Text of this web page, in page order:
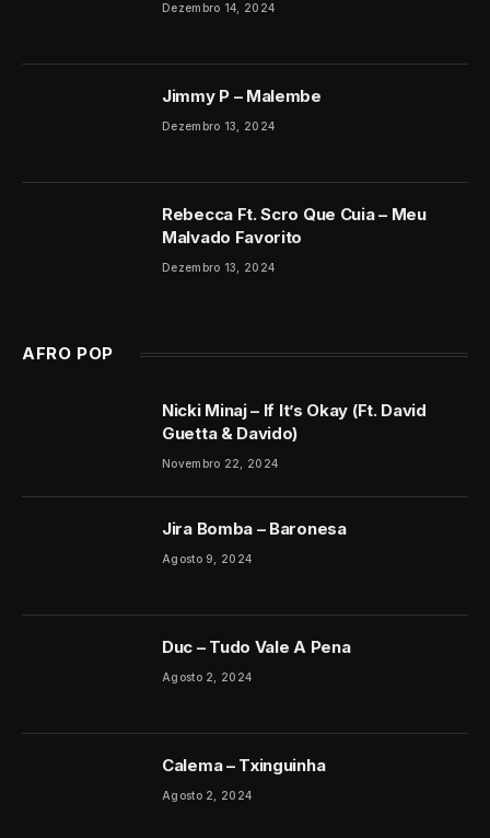
Dezembro 14, 2024
Jimmy P – Malembe
Dezembro 13, 2024
Rebecca Ft. Scro Que Cuia – Meu
Malvado Favorito
Dezembro 13, 2024
AFRO POP
Nicki Minaj – If It’s Okay (Ft. David
Guetta & Davido)
Novembro 22, 2024
Jira Bomba – Baronesa
Agosto 9, 2024
Duc – Tudo Vale A Pena
Agosto 2, 2024
Calema – Txinguinha
Agosto 2, 2024